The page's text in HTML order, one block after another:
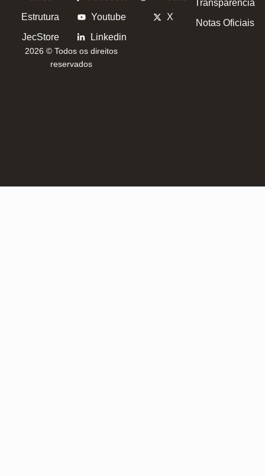
Estrutura
JecStore
Youtube
Linkedin
X
Transparência
Notas Oficiais
2026 © Todos os direitos
reservados